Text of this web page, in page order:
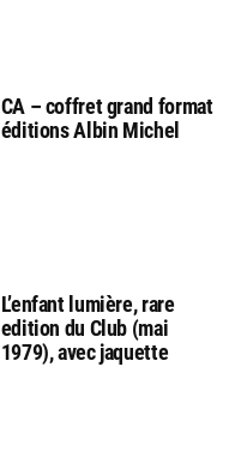
CA – coffret grand format
éditions Albin Michel
L’enfant lumière, rare
edition du Club (mai
1979), avec jaquette